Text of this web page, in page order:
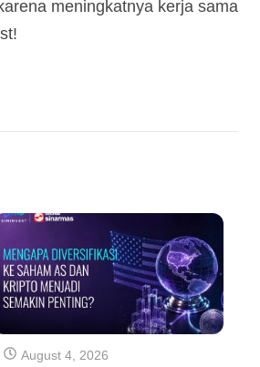
meningkatnya kerja sama
August 4, 2026